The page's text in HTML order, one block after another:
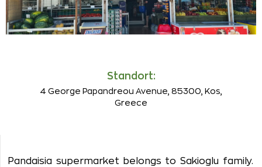
Standort:
4 George Papandreou Avenue, 85300, Kos,
Greece
Pandaisia supermarket belongs to Sakioglu family.